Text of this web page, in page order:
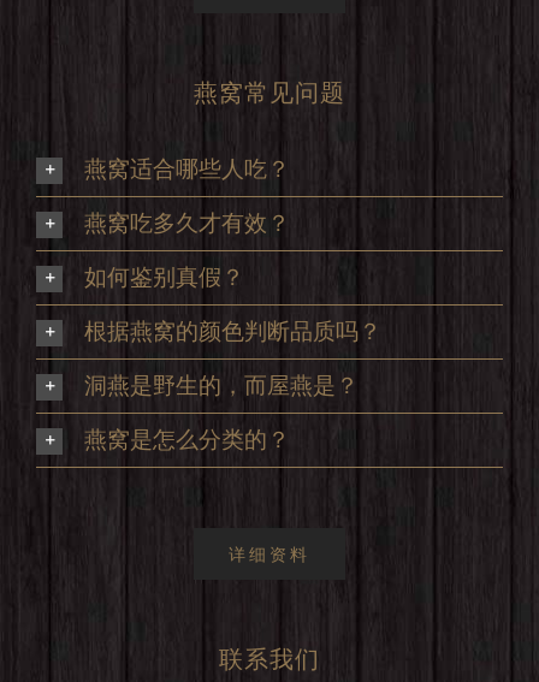
燕窝常见问题
燕窝适合哪些人吃？
燕窝吃多久才有效？
如何鉴别真假？
根据燕窝的颜色判断品质吗？
洞燕是野生的，而屋燕是？
燕窝是怎么分类的？
详细资料
联系我们